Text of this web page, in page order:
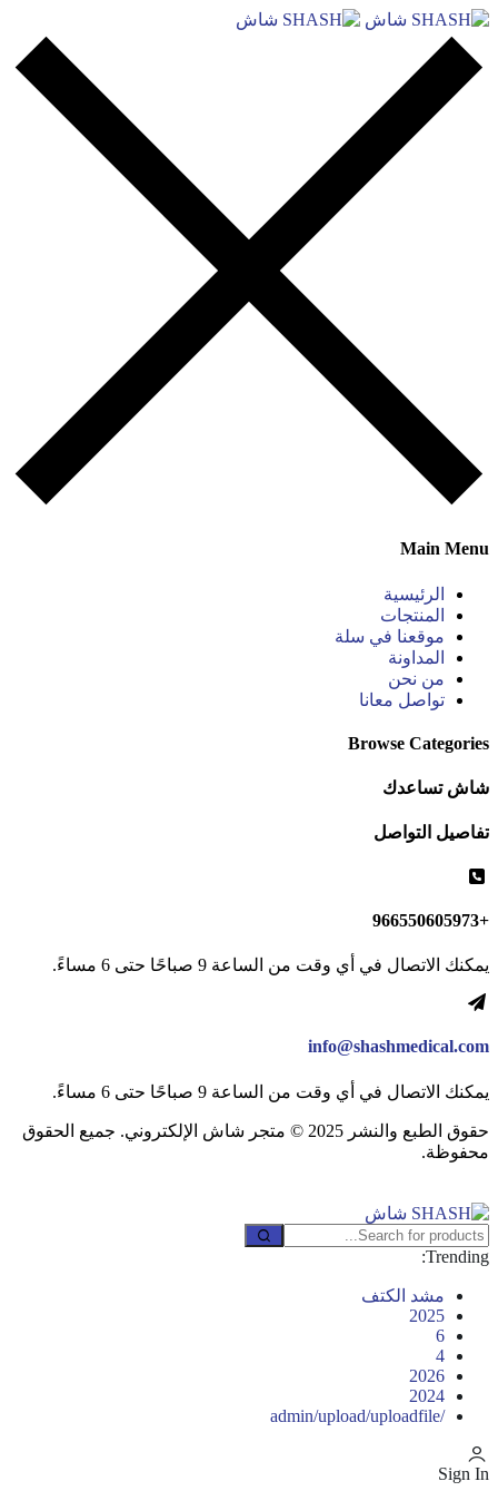
Main Menu
الرئيسية
المنتجات
موقعنا في سلة
المداونة
من نحن
تواصل معانا
Browse Categories
شاش تساعدك
تفاصيل التواصل
+966550605973
يمكنك الاتصال في أي وقت من الساعة 9 صباحًا حتى 6 مساءً.
info@shashmedical.com
يمكنك الاتصال في أي وقت من الساعة 9 صباحًا حتى 6 مساءً.
حقوق الطبع والنشر 2025 © متجر شاش الإلكتروني. جميع الحقوق
محفوظة.
Trending:
مشد الكتف
2025
6
4
2026
2024
/admin/upload/uploadfile
Sign In